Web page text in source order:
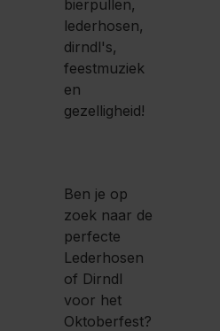
bierpullen,
lederhosen,
dirndl's,
feestmuziek
en
gezelligheid!
Ben je op
zoek naar de
perfecte
Lederhosen
of Dirndl
voor het
Oktoberfest?